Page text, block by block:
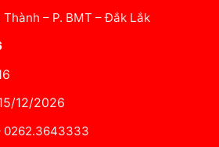
Thành – P. BMT – Đắk Lắk
12/2026
0262.3643333